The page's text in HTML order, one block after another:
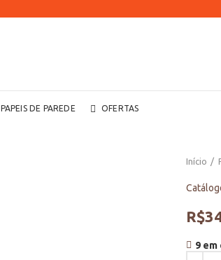
PAPEIS DE PAREDE OFERTAS
Início
R$
9